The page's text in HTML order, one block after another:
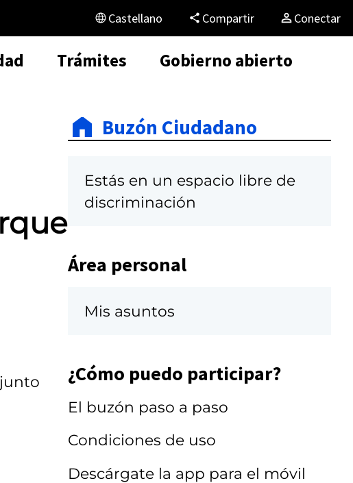
Castellano Compartir Conectar
Trámites Gobierno abierto
Buzón Ciudadano
Estás en un espacio libre de
discriminación
Área personal
Mis asuntos
¿Cómo puedo participar?
El buzón paso a paso
Condiciones de uso
Descárgate la app para el móvil